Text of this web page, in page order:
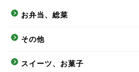
お弁当、総菜
その他
スイーツ、お菓子